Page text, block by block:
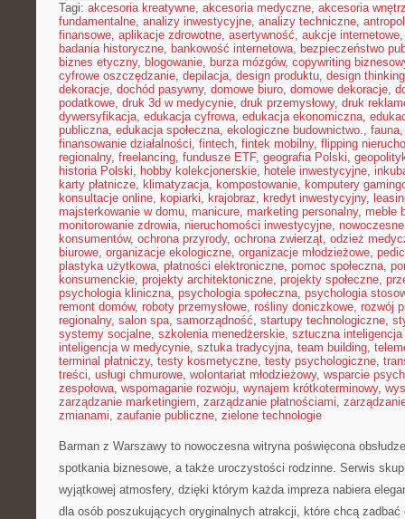
Tagi: akcesoria kreatywne, akcesoria medyczne, akcesoria
fundamentalne, analizy inwestycyjne, analizy techniczne,
finansowe, aplikacje zdrowotne, asertywność, aukcje internetowe
badania historyczne, bankowość internetowa, bezpieczeństwo
biznes etyczny, blogowanie, burza mózgów, copywriting
cyfrowe oszczędzanie, depilacja, design produktu, design thinking
dekoracje, dochód pasywny, domowe biuro, domowe dekoracje,
podatkowe, druk 3d w medycynie, druk przemysłowy, druk
dywersyfikacja, edukacja cyfrowa, edukacja ekonomiczna,
publiczna, edukacja społeczna, ekologiczne budownictwo., fauna
finansowanie działalności, fintech, fintek mobilny, flipping
regionalny, freelancing, fundusze ETF, geografia Polski,
historia Polski, hobby kolekcjonerskie, hotele inwestycyjne,
karty płatnicze, klimatyzacja, kompostowanie, komputery
konsultacje online, kopiarki, krajobraz, kredyt inwestycyjny,
majsterkowanie w domu, manicure, marketing personalny, meble
monitorowanie zdrowia, nieruchomości inwestycyjne,
konsumentów, ochrona przyrody, ochrona zwierząt, odzież
biurowe, organizacje ekologiczne, organizacje młodzieżowe,
plastyka użytkowa, płatności elektroniczne, pomoc społeczna,
konsumenckie, projekty architektoniczne, projekty społeczne,
psychologia kliniczna, psychologia społeczna, psychologia
remont domów, roboty przemysłowe, rośliny doniczkowe, rozwój
regionalny, salon spa, samorządność, startupy technologiczne,
systemy socjalne, szkolenia menedżerskie, sztuczna
inteligencja w medycynie, sztuka tradycyjna, team building,
terminal płatniczy, testy kosmetyczne, testy psychologiczne,
treści, usługi chmurowe, wolontariat młodzieżowy, wsparcie
zespołowa, wspomaganie rozwoju, wynajem krótkoterminowy,
zarządzanie marketingiem, zarządzanie płatnościami,
zmianami, zaufanie publiczne, zielone technologie
Barman z Warszawy to nowoczesna witryna poświęcona
spotkania biznesowe, a także uroczystości rodzinne. Serwis
wyjątkowej atmosfery, dzięki którym każda impreza nabiera
dla osób poszukujących oryginalnych atrakcji, które chcą